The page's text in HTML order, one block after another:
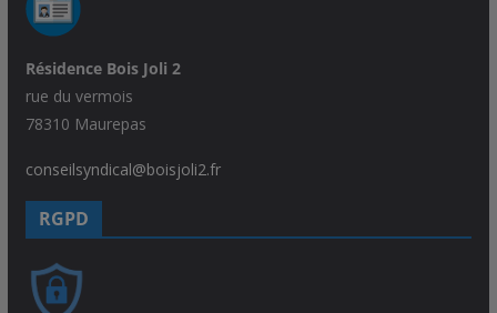
Résidence Bois Joli 2
rue du vermois
78310 Maurepas
conseilsyndical@boisjoli2.fr
RGPD